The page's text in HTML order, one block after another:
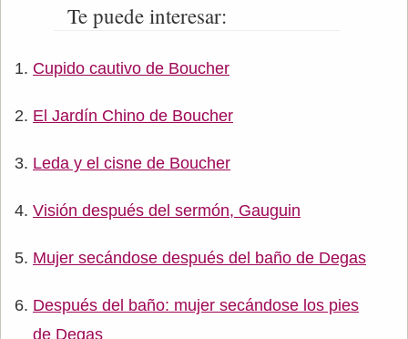
Te puede interesar:
Cupido cautivo de Boucher
El Jardín Chino de Boucher
Leda y el cisne de Boucher
Visión después del sermón, Gauguin
Mujer secándose después del baño de Degas
Después del baño: mujer secándose los pies
de Degas